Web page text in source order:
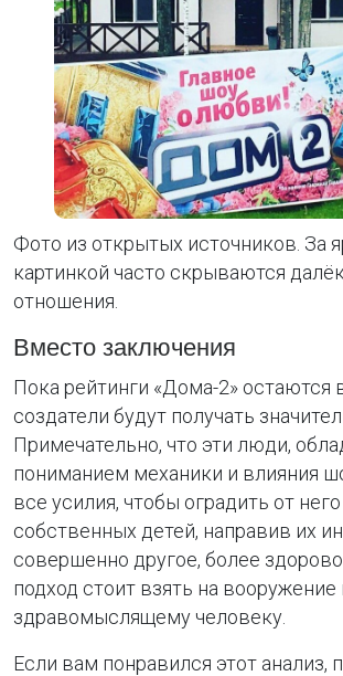
Фото из открытых источников. За
картинкой часто скрываются
отношения.
Вместо заключения
Пока рейтинги «Дома-2» остаются
создатели будут получать
Примечательно, что эти люди,
пониманием механики и влияния
все усилия, чтобы оградить от
собственных детей, направив их
совершенно другое, более
подход стоит взять на
здравомыслящему человеку.
Если вам понравился этот анализ,